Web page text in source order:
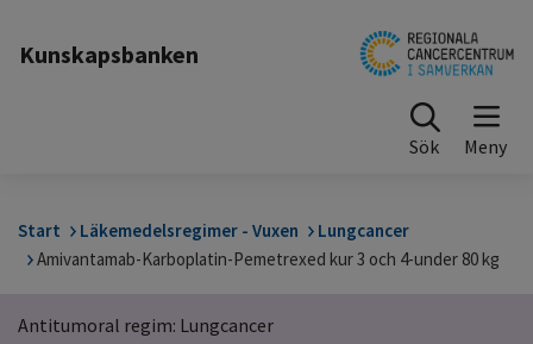
Kunskapsbanken
Sök
Start Läkemedelsregimer - Vuxen
Lungcancer
Amivantamab-Karboplatin-Pemetrexed kur 3 och 4-under 80 kg
Antitumoral regim: Lungcancer